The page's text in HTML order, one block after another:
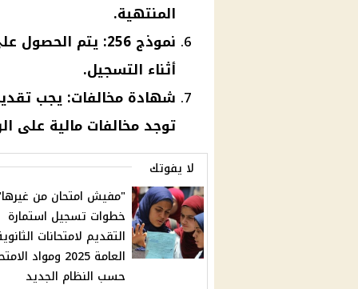
المنتهية.
نموذج 256: يتم
أثناء التسجيل.
شهادة مخالفات: يجب
توجد مخالفات مالية على
لا يفوتك
"مفيش امتحان من
خطوات تسجيل استمارة
التقديم لامتحانات
العامة 2025 ومواد
حسب النظام الجديد